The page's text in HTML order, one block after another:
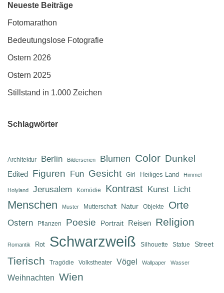
Neueste Beiträge
Fotomarathon
Bedeutungslose Fotografie
Ostern 2026
Ostern 2025
Stillstand in 1.000 Zeichen
Schlagwörter
Architektur Berlin Bilderserien Blumen Color Dunkel
Edited Figuren Fun Gesicht Girl Heiliges Land Himmel
Holyland Jerusalem Komödie Kontrast Kunst Licht
Menschen Muster Mutterschaft Natur Objekte Orte
Ostern Pflanzen Poesie Portrait Reisen Religion
Romantik Rot Schwarzweiß Silhouette Statue Street
Tierisch Tragödie Volkstheater Vögel Wallpaper Wasser
Weihnachten Wien